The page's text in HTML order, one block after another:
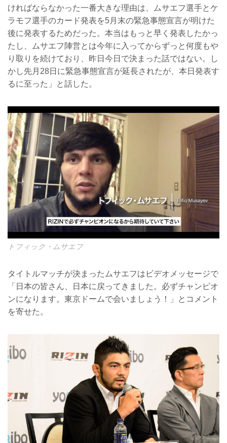
ければならなかった一番大きな理由は、ムサエフ選手とケ
ラモフ選手のカード発表を5月末の緊急事態宣言が明けた
後に発表するためだった。本当はもっと早く発表したかっ
たし、ムサエフ陣営とは今年に入ってからずっと何度もや
り取りを続けており、昨日今日で決まった話ではない。し
かし先月28日に緊急事態宣言が延長されたが、本日発表す
るに至った」と話した。
トフィック・ムサエフ
タイトルマッチが決まったムサエフはビデオメッセージで
「日本の皆さん、日本に戻ってきました。必ずチャンピオ
ンになります。東京ドームで会いましょう！」とコメント
を寄せた。